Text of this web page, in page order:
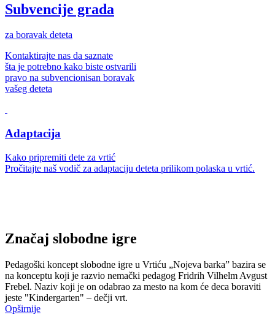
Subvencije grada
za boravak deteta
Kontaktirajte nas da saznate
šta je potrebno kako biste ostvarili
pravo na subvencionisan boravak
vašeg deteta
Adaptacija
Kako pripremiti dete za vrtić
Pročitajte naš vodič za adaptaciju deteta prilikom polaska u vrtić.
Značaj slobodne igre
Pedagoški koncept slobodne igre u Vrtiću „Nojeva barka” bazira se
na konceptu koji je razvio nemački pedagog Fridrih Vilhelm Avgust
Frebel. Naziv koji je on odabrao za mesto na kom će deca boraviti
jeste "Kindergarten" – dečji vrt.
Opširnije